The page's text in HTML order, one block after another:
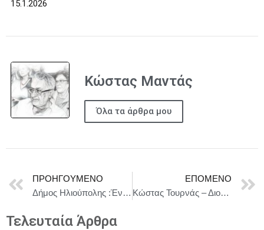
15.1.2026
Κώστας Μαντάς
Όλα τα άρθρα μου
ΠΡΟΗΓΟΎΜΕΝΟ
Δήμος Ηλιούπολης :Έναρξη των χειμερινών προβολών της Κινηματογραφικής Λέσχης Ηλιούπολης στο Μουσείο Εθνικής Αντίστασης
ΕΠΌΜΕΝΟ
Κώστας Τουρνάς – Διονύσης Τσακνής «Το Ροκ το Ελληνικό» || Συνεχίζονται με μεγάλη επιτυχία για όλο τον Ιανουάριο στο Θέατρο Άλσος ΔΕΗ
Τελευταία Άρθρα